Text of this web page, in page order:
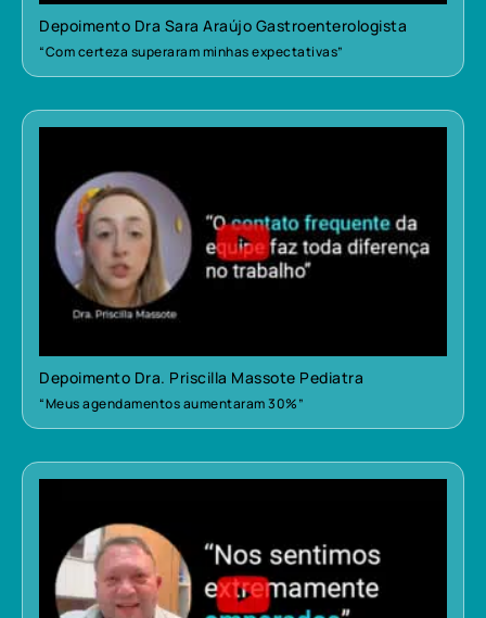
Depoimento Dra Sara Araújo Gastroenterologista
“Com certeza superaram minhas expectativas”
Depoimento Dra. Priscilla Massote Pediatra
“Meus agendamentos aumentaram 30%”